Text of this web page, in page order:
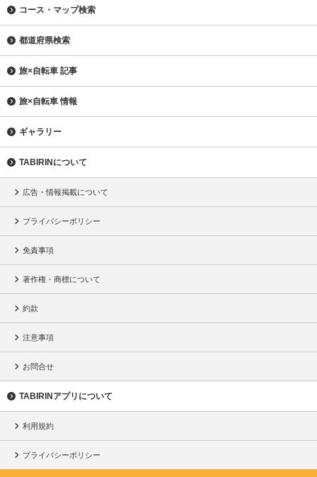
コース・マップ検索
都道府県検索
旅×自転車 記事
旅×自転車 情報
ギャラリー
TABIRINについて
広告・情報掲載について
プライバシーポリシー
免責事項
著作権・商標について
約款
注意事項
お問合せ
TABIRINアプリについて
利用規約
プライバシーポリシー